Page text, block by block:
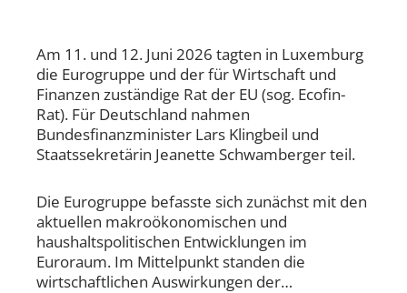
Am 11. und 12. Juni 2026 tagten in Luxemburg
die Eurogruppe und der für Wirtschaft und
Finanzen zuständige Rat der EU (sog. Ecofin-
Rat). Für Deutschland nahmen
Bundesfinanzminister Lars Klingbeil und
Staatssekretärin Jeanette Schwamberger teil.
Die Eurogruppe befasste sich zunächst mit den
aktuellen makroökonomischen und
haushaltspolitischen Entwicklungen im
Euroraum. Im Mittelpunkt standen die
wirtschaftlichen Auswirkungen der…